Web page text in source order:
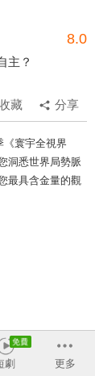
8.0
主？
藏
分享
《寰宇全視界
洞悉世界局勢脈
最具含金量的觀
劇 更多